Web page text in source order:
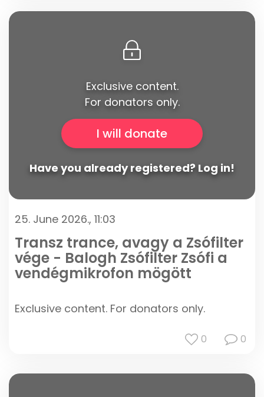
Exclusive content.
For donators only.
I will donate
Have you already registered? Log in!
25. June 2026., 11:03
0 0
Transz trance, avagy a Zsófilter
vége - Balogh Zsófilter Zsófi a
vendégmikrofon mögött
Exclusive content. For donators only.